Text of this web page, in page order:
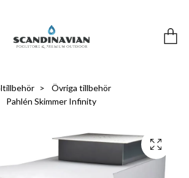
Övriga tillbehör
Pahlén Skimmer Infinity